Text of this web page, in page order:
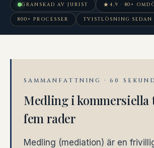
GRANSKAD AV JURIST ★ 4,9 · 80+
800+ PROCESSER TVISTLÖSNING SEDAN
SAMMANFATTNING · 60
Medling i kommersiella
fem rader
Medling (mediation) är en